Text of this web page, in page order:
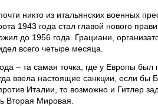
никто из итальянских военных
1943 года стал главой нового
до 1956 года. Грациани,
всего четыре месяца.
– та самая точка, где у Европы
ввела настоящие санкции, если
Италии, то возможно и Гитлер
Вторая Мировая.